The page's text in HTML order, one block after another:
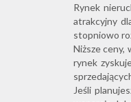
Rynek
atrakcyjny
stopniowo
Niższe ceny,
rynek
Jeśli